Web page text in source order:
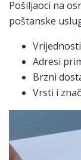
Pošiljaoci na
poštanske
Adresi
Brzni
Vrsti i